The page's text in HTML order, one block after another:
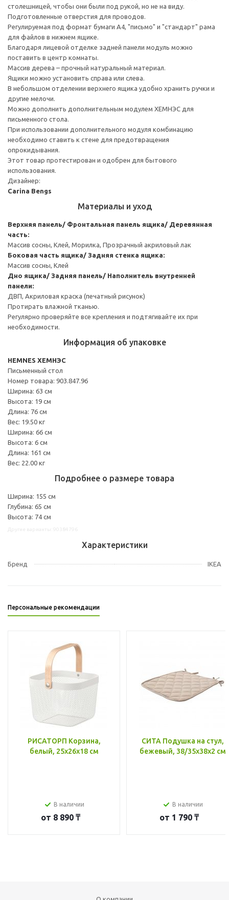
столешницей, чтобы они были под рукой, но не на виду.
Подготовленные отверстия для проводов.
Регулируемая под формат бумаги А4, "письмо" и "стандарт" рама
для файлов в нижнем ящике.
Благодаря лицевой отделке задней панели модуль можно
поставить в центр комнаты.
Массив дерева – прочный натуральный материал.
Ящики можно установить справа или слева.
В небольшом отделении верхнего ящика удобно хранить ручки и
другие мелочи.
Можно дополнить дополнительным модулем ХЕМНЭС для
письменного стола.
При использовании дополнительного модуля комбинацию
необходимо ставить к стене для предотвращения
опрокидывания.
Этот товар протестирован и одобрен для бытового
использования.
Дизайнер:
Carina Bengs
Материалы и уход
Верхняя панель/ Фронтальная панель ящика/ Деревянная
часть:
Массив сосны, Клей, Морилка, Прозрачный акриловый лак
Боковая часть ящика/ Задняя стенка ящика:
Массив сосны, Клей
Дно ящика/ Задняя панель/ Наполнитель внутренней
панели:
ДВП, Акриловая краска (печатный рисунок)
Протирать влажной тканью.
Регулярно проверяйте все крепления и подтягивайте их при
необходимости.
Информация об упаковке
HEMNES ХЕМНЭС
Письменный стол
Номер товара: 903.847.96
Ширина: 63 см
Высота: 19 см
Длина: 76 см
Вес: 19.50 кг
Ширина: 66 см
Высота: 6 см
Длина: 161 см
Вес: 22.00 кг
Подробнее о размере товара
Ширина: 155 см
Глубина: 65 см
Высота: 74 см
Характеристики
Бренд IKEA
Персональные рекомендации
РИСАТОРП Корзина,
белый, 25x26x18 см
В наличии
от 8 890 ₸
СИТА Подушка на стул,
бежевый, 38/35x38x2 см
В наличии
от 1 790 ₸